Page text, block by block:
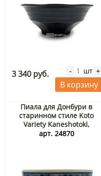
3 340 руб. - шт +
В корзину
Пиала для Донбури в
старинном стиле Koto
Variety Kaneshotoki,
Япония
арт. 24870